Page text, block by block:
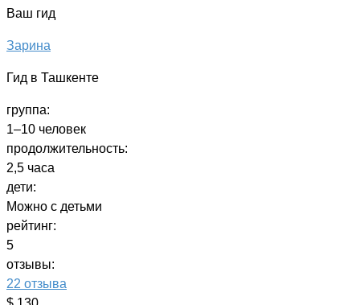
Ваш гид
Зарина
Гид в Ташкенте
группа:
1–10 человек
продолжительность:
2,5 часа
дети:
Можно с детьми
рейтинг:
5
отзывы:
22 отзыва